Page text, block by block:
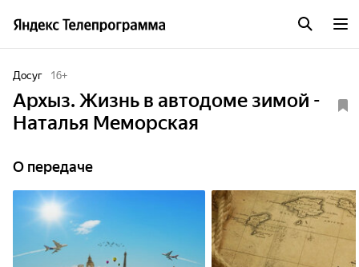
Досуг 16+
Архыз. Жизнь в автодоме зимой -
Наталья Меморская
О передаче